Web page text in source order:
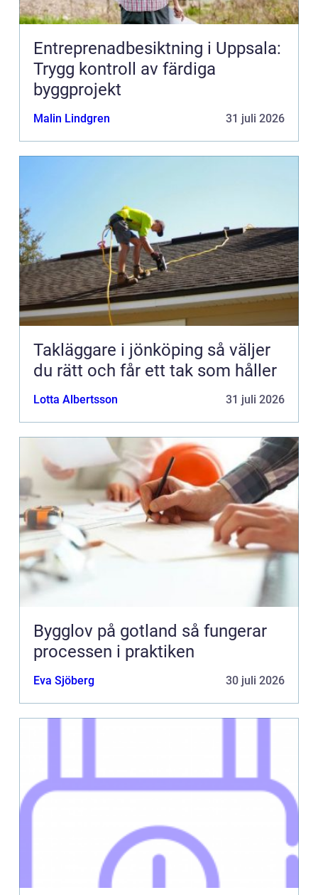
Entreprenadbesiktning i Uppsala:
Trygg kontroll av färdiga
byggprojekt
Malin Lindgren 31 juli 2026
Takläggare i jönköping så väljer
du rätt och får ett tak som håller
Lotta Albertsson 31 juli 2026
Bygglov på gotland så fungerar
processen i praktiken
Eva Sjöberg 30 juli 2026